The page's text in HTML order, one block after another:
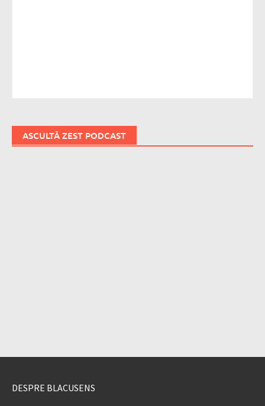
ASCULTĂ ZEST PODCAST
DESPRE BLACUSENS